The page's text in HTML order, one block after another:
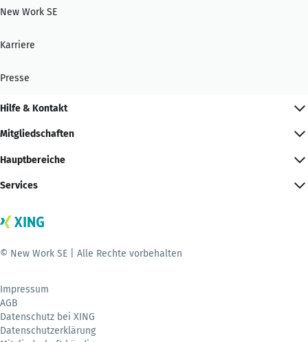
New Work SE
Karriere
Presse
Hilfe & Kontakt
Mitgliedschaften
Hauptbereiche
Services
© New Work SE | Alle Rechte vorbehalten
Impressum
AGB
Datenschutz bei XING
Datenschutzerklärung